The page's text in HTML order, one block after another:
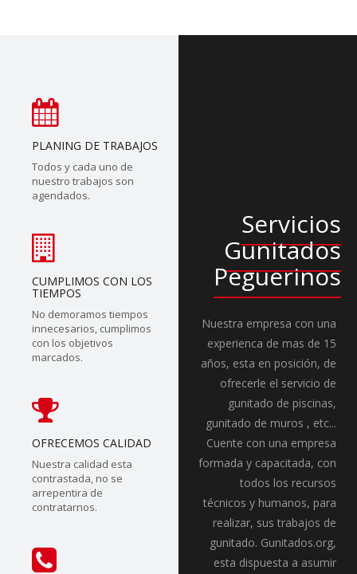
PLANING DE TRABAJOS
Todos y cada uno de
nuestro trabajos son
agendados.
CUMPLIMOS CON LOS
TIEMPOS
No demoramos tiempos
innecesarios, cumplimos
con los objetivos
marcados.
OFRECEMOS CALIDAD
Nuestra calidad esta
contrastada, no se
arrepentira de
contratarnos.
Servicios
Gunitados
Peguerinos
Nuestra empresa con una
experienca de mas de 15
años, esta en posición, de
ofrecerle el servicio de
gunitado de piscinas,
gunitado de muros , etc...
Cuente con una empresa
formada y capacitada, con
todos los recursos
técnicos y humanos, para
realizar, sus trabajos de
gunitado. Gunitados.org,
esta dispuesta a asumir